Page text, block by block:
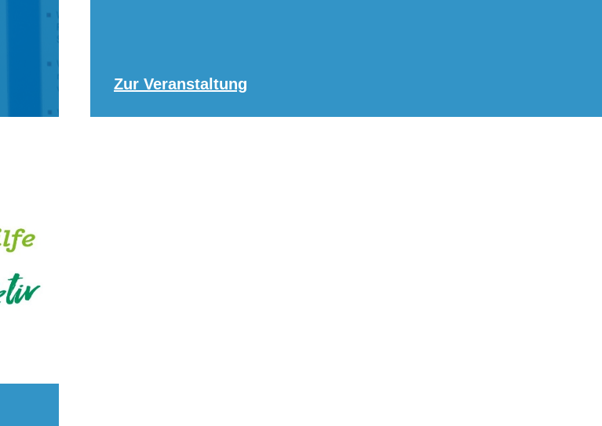
Zur Veranstaltung